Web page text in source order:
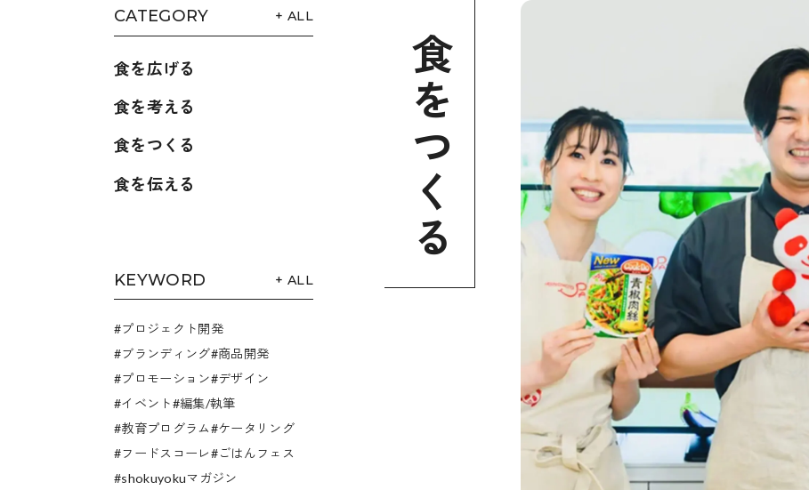
CATEGORY + ALL
食を広げる
食を考える
食をつくる
食を伝える
KEYWORD + ALL
プロジェクト開発
ブランディング 商品開発
プロモーション デザイン
イベント
編集/執筆
教育プログラム
ケータリング
フードスコーレ
ごはんフェス
shokuyokuマガジン
食をつくる